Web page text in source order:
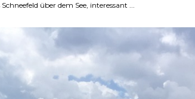
über dem See, interessant ...